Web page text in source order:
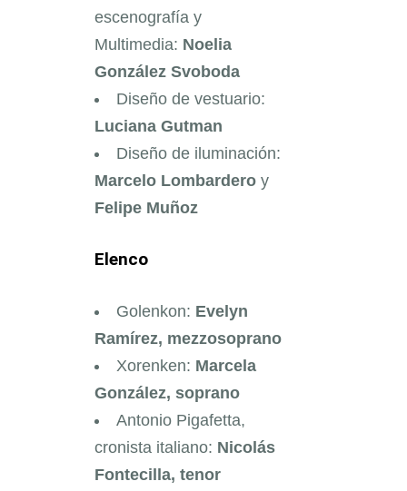
escenografía y
Multimedia: Noelia
González Svoboda
Diseño de vestuario:
Luciana Gutman
Diseño de iluminación:
Marcelo Lombardero y
Felipe Muñoz
Elenco
Golenkon: Evelyn
Ramírez, mezzosoprano
Xorenken: Marcela
González, soprano
Antonio Pigafetta,
cronista italiano: Nicolás
Fontecilla, tenor